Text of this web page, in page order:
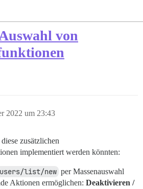
von
2022 um 23:43
zusätzlichen
implementiert werden könnten:
list/new per Massenauswahl
Aktionen ermöglichen: Deaktivieren /